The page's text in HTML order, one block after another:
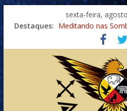
sexta-feira,
Destaques: Meditando nas
Autosuficiência: A
Xamanismo
Totens – Caminho
Imaginação na Cura